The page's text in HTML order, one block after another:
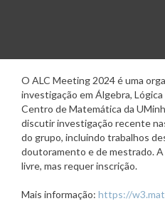
O ALC Meeting 2024 é uma
investigação em Álgebra,
Centro de Matemática da
discutir investigação recente
do grupo, incluindo trabalhos
doutoramento e de mestrado.
livre, mas requer inscrição.
Mais informação: https://